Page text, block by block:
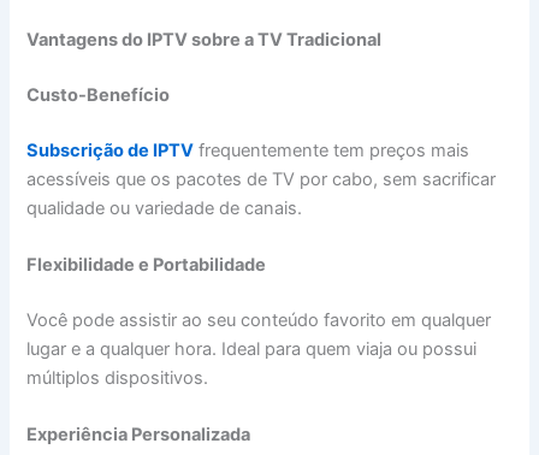
Vantagens do IPTV sobre a TV Tradicional
Custo-Benefício
Subscrição de IPTV frequentemente tem preços mais
acessíveis que os pacotes de TV por cabo, sem sacrificar
qualidade ou variedade de canais.
Flexibilidade e Portabilidade
Você pode assistir ao seu conteúdo favorito em qualquer
lugar e a qualquer hora. Ideal para quem viaja ou possui
múltiplos dispositivos.
Experiência Personalizada